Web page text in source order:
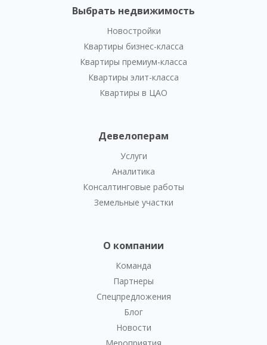
Выбрать недвижимость
Новостройки
Квартиры бизнес-класса
Квартиры премиум-класса
Квартиры элит-класса
Квартиры в ЦАО
Девелоперам
Услуги
Аналитика
Консалтинговые работы
Земельные участки
О компании
Команда
Партнеры
Спецпредложения
Блог
Новости